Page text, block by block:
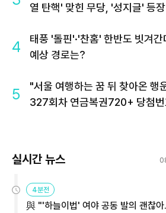
열 탄핵' 맞힌 무당, '성지글' 등장
4
태풍 '돌핀'·'찬홈' 한반도 빗겨
예상 경로는?
5
"서울 여행하는 꿈 뒤 찾아온 행
327회차 연금복권720+ 당첨번
실시간 뉴스
4분전
與 "'하늘이법' 여야 공동 발의 괜찮